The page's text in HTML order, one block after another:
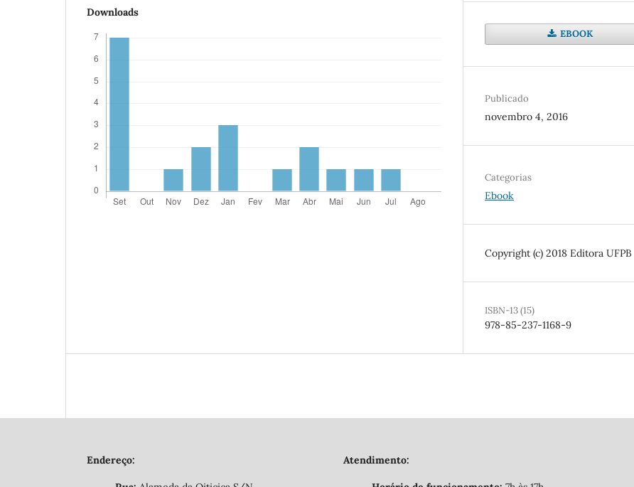
Downloads
EBOOK
Publicado
novembro 4, 2016
Categorias
Ebook
Copyright (c) 2018 Editora UFPB
ISBN-13 (15)
978-85-237-1168-9
Endereço: Atendimento: